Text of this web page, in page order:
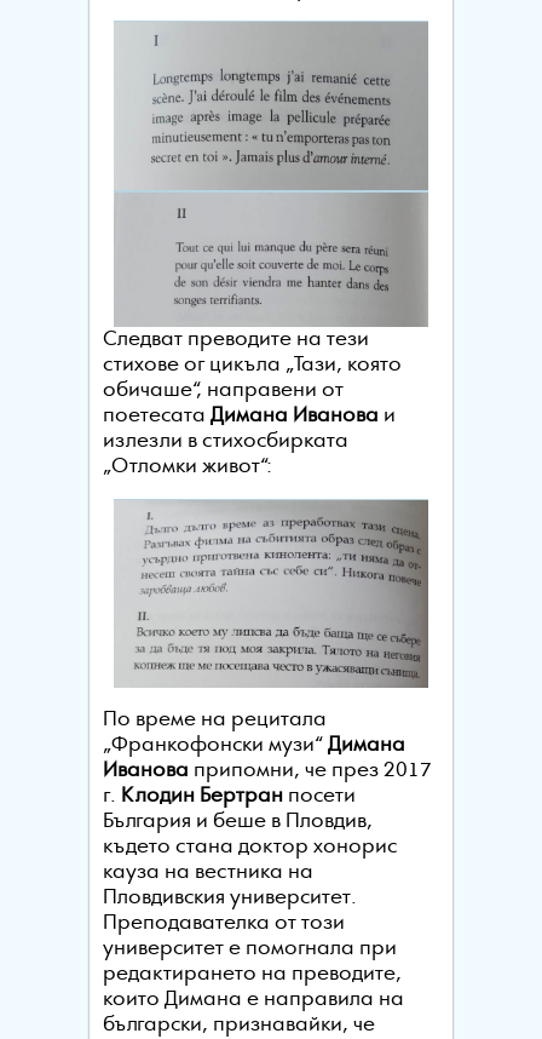
Следват преводите на тези
стихове ог цикъла „Тази, която
обичаше“, направени от
поетесата Димана Иванова и
излезли в стихосбирката
„Отломки живот“:
По време на рецитала
„Франкофонски музи“ Димана
Иванова припомни, че през 2017
г.
Клодин Бертран посети
България и беше в Пловдив,
където стана доктор хонорис
кауза на вестника на
Пловдивския университет.
Преподавателка от този
университет е помогнала при
редактирането на преводите,
които Димана е направила на
български, признавайки, че